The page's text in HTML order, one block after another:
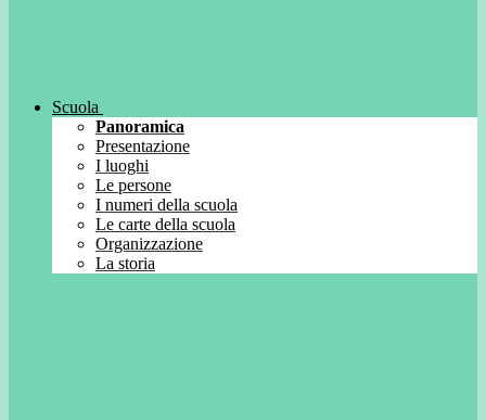
Scuola
Panoramica
Presentazione
I luoghi
Le persone
I numeri della scuola
Le carte della scuola
Organizzazione
La storia